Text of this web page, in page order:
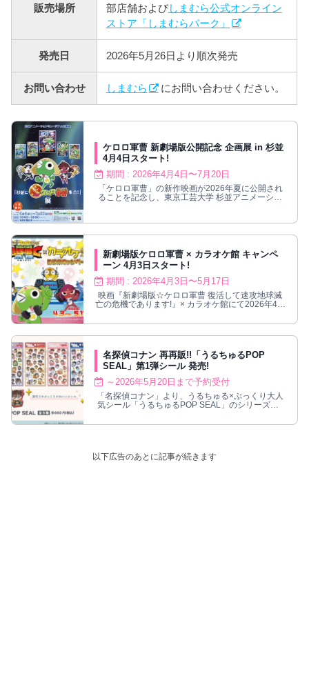
販売場所
部店舗およびしまむら公式オンライン
ストア「しまむらパーク」
発売日 2026年5月26日より順次発売
お問い合わせ しまむら にお問い合わせください。
ケロロ軍曹 新劇場版公開記念 企画展 in 杉並
4月4日スタート!
期間 : 2026年4月4日〜7月20日
「ケロロ軍曹」の新作映画が2026年夏に公開され
ることを記念し、東京工芸大学 杉並アニメーショ
新劇場版ケロロ軍曹 × カラオケ館 キャンペ
ーン 4月3日スタート!
期間 : 2026年4月3日〜5月17日
映画『新劇場版☆ケロロ軍曹 復活して速攻地球滅
亡の危機であります!』× カラオケ館にて2026年4月
名探偵コナン 再再販!!「うるちゅるPOP
SEAL」第1弾シール 発売!
～2026年5月20日まで予約受付
「名探偵コナン」より、うるちゅる×ぷっくり大人
気シール「うるちゅるPOP SEAL」のシリーズ第1
以下広告のあとに記事が続きます